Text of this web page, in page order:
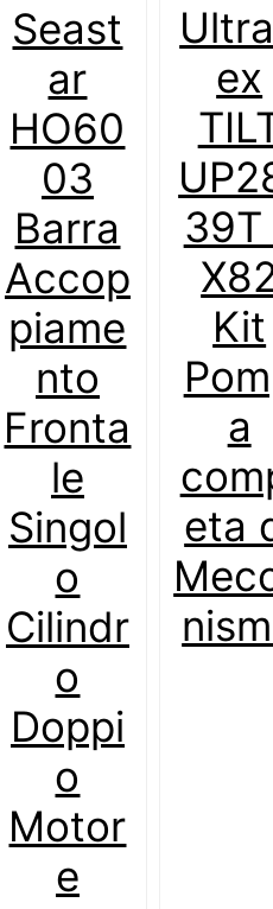
Seast
ar
HO60
03
Barra
Accop
piame
nto
Fronta
le
Singol
o
Cilindr
o
Doppi
o
Motor
e
originale
era:
917,00 €.
attuale
è:
ex
39T
Kit
a
eta